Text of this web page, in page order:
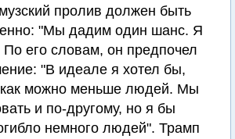
пролив должен быть
"Мы дадим один шанс. Я
его словам, он предпочел
"В идеале я хотел бы,
как можно меньше людей. Мы
и по-другому, но я бы
немного людей". Трамп